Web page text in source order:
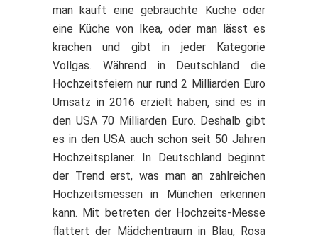
man kauft eine gebrauchte Küche oder
eine Küche von Ikea, oder man lässt es
krachen und gibt in jeder Kategorie
Vollgas. Während in Deutschland die
Hochzeitsfeiern nur rund 2 Milliarden Euro
Umsatz in 2016 erzielt haben, sind es in
den USA 70 Milliarden Euro. Deshalb gibt
es in den USA auch schon seit 50 Jahren
Hochzeitsplaner. In Deutschland beginnt
der Trend erst, was man an zahlreichen
Hochzeitsmessen in München erkennen
kann. Mit betreten der Hochzeits-Messe
flattert der Mädchentraum in Blau, Rosa